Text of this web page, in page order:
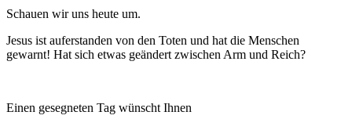
Schauen wir uns heute um.
Jesus ist auferstanden von den Toten und hat die Menschen
gewarnt! Hat sich etwas geändert zwischen Arm und Reich?
Einen gesegneten Tag wünscht Ihnen